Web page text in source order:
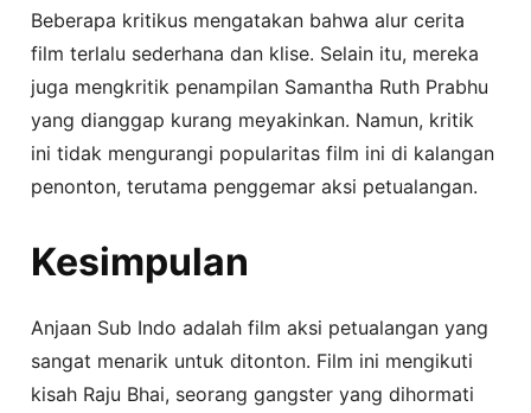
Beberapa kritikus mengatakan bahwa alur cerita
film terlalu sederhana dan klise. Selain itu, mereka
juga mengkritik penampilan Samantha Ruth Prabhu
yang dianggap kurang meyakinkan. Namun, kritik
ini tidak mengurangi popularitas film ini di kalangan
penonton, terutama penggemar aksi petualangan.
Kesimpulan
Anjaan Sub Indo adalah film aksi petualangan yang
sangat menarik untuk ditonton. Film ini mengikuti
kisah Raju Bhai, seorang gangster yang dihormati